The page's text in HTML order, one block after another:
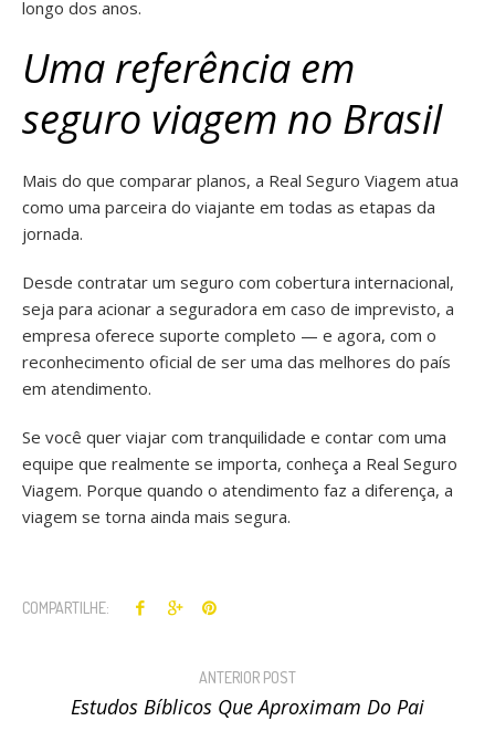
longo dos anos.
Uma referência em
seguro viagem no Brasil
Mais do que comparar planos, a Real Seguro Viagem atua
como uma parceira do viajante em todas as etapas da
jornada.
Desde contratar um seguro com cobertura internacional,
seja para acionar a seguradora em caso de imprevisto, a
empresa oferece suporte completo — e agora, com o
reconhecimento oficial de ser uma das melhores do país
em atendimento.
Se você quer viajar com tranquilidade e contar com uma
equipe que realmente se importa, conheça a Real Seguro
Viagem. Porque quando o atendimento faz a diferença, a
viagem se torna ainda mais segura.
COMPARTILHE:
ANTERIOR POST
Estudos Bíblicos Que Aproximam Do Pai